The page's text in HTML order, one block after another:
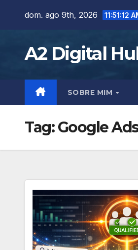
dom. ago 9th, 2026 11:51:13
A2 Digital
SOBRE MIM
Tag:Google